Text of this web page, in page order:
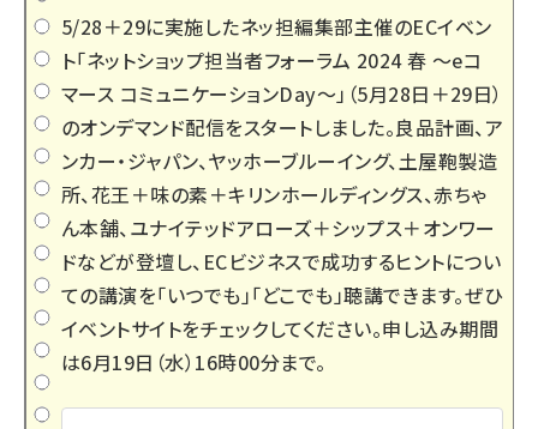
5/28＋29に実施したネッ担編集部主催のECイベン
ト「ネットショップ担当者フォーラム 2024 春 ～eコ
マース コミュニケーションDay～」（5月28日＋29日）
のオンデマンド配信をスタートしました。良品計画、ア
ンカー・ジャパン、ヤッホーブルーイング、土屋鞄製造
所、花王＋味の素＋キリンホールディングス、赤ちゃ
ん本舗、ユナイテッドアローズ＋シップス＋オンワー
ドなどが登壇し、ECビジネスで成功するヒントについ
ての講演を「いつでも」「どこでも」聴講できます。ぜひ
イベントサイトをチェックしてください。申し込み期間
は6月19日（水）16時00分まで。